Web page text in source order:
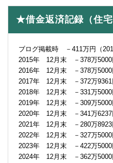
★借金返済記録（住宅
ブログ掲載時 －411万円（
2015年 12月末 －378万5000
2016年 12月末 －378万5000
2017年 12月末 －372万9361
2018年 12月末 －331万5000
2019年 12月末 －309万5000
2020年 12月末 －341万6237
2021年 12月末 －280万8923
2022年 12月末 －327万5000
2023年 12月末 －422万5000
2024年 12月末 －362万5000